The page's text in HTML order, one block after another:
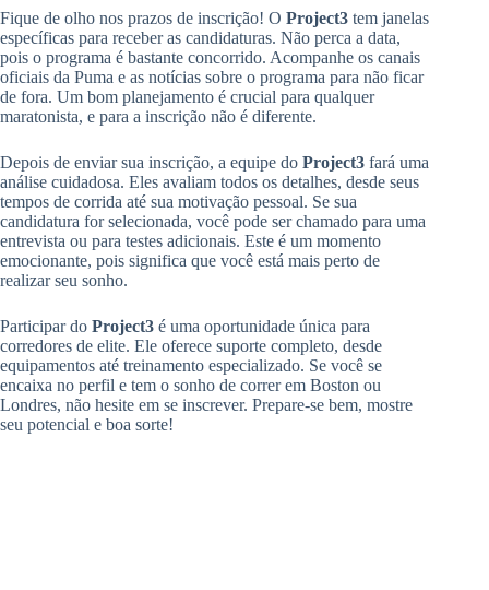
Fique de olho nos prazos de inscrição! O Project3 tem janelas
específicas para receber as candidaturas. Não perca a data,
pois o programa é bastante concorrido. Acompanhe os canais
oficiais da Puma e as notícias sobre o programa para não ficar
de fora. Um bom planejamento é crucial para qualquer
maratonista, e para a inscrição não é diferente.
Depois de enviar sua inscrição, a equipe do Project3 fará uma
análise cuidadosa. Eles avaliam todos os detalhes, desde seus
tempos de corrida até sua motivação pessoal. Se sua
candidatura for selecionada, você pode ser chamado para uma
entrevista ou para testes adicionais. Este é um momento
emocionante, pois significa que você está mais perto de
realizar seu sonho.
Participar do Project3 é uma oportunidade única para
corredores de elite. Ele oferece suporte completo, desde
equipamentos até treinamento especializado. Se você se
encaixa no perfil e tem o sonho de correr em Boston ou
Londres, não hesite em se inscrever. Prepare-se bem, mostre
seu potencial e boa sorte!